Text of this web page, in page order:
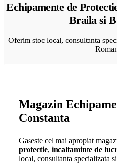
Echipamente de
Braila si
Oferim stoc local, consultanta
Magazin
Constanta
Gaseste cel mai apropiat
protectie,incaltaminte de
local, consultanta specializata